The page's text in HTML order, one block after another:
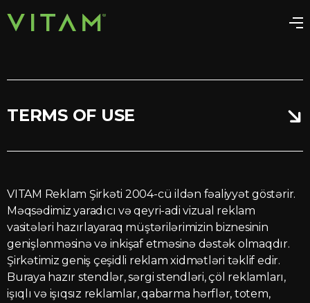
TERMS OF USE
VITAM Reklam Şirkəti 2004-cü ildən fəaliyyət göstərir.
Məqsədimiz yaradıcı və qeyri-adi vizual reklam
vasitələri hazırlayaraq müştərilərimizin biznesinin
genişlənməsinə və inkişaf etməsinə dəstək olmaqdır.
Şirkətimiz geniş çeşidli reklam xidmətləri təklif edir.
Buraya hazır stendlər, sərgi stendləri, çöl reklamları,
işıqlı və işıqsız reklamlar, qabarma hərflər, totem,